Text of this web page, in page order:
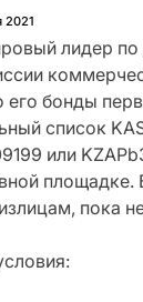
2021
лидер
его бонды
список
или
площадке.
пока